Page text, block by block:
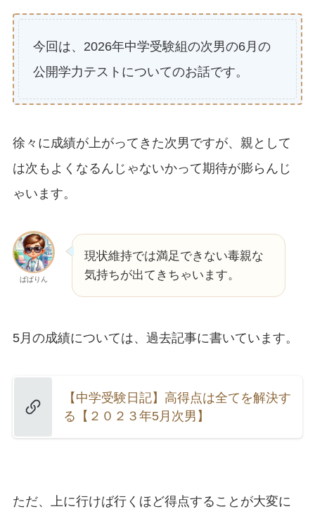
今回は、2026年中学受験組の次男の6月の
公開学力テストについてのお話です。
徐々に成績が上がってきた次男ですが、親として
は次もよくなるんじゃないかって期待が膨らんじ
ゃいます。
ぱぱりん
現状維持では満足できない毒親な
気持ちが出てきちゃいます。
5月の成績については、過去記事に書いています。
【中学受験日記】高得点は全てを解決す
る【２０２３年5月次男】
ただ、上に行けば行くほど得点することが大変に